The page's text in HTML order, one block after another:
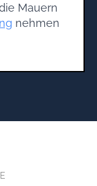
Mauern
nehmen